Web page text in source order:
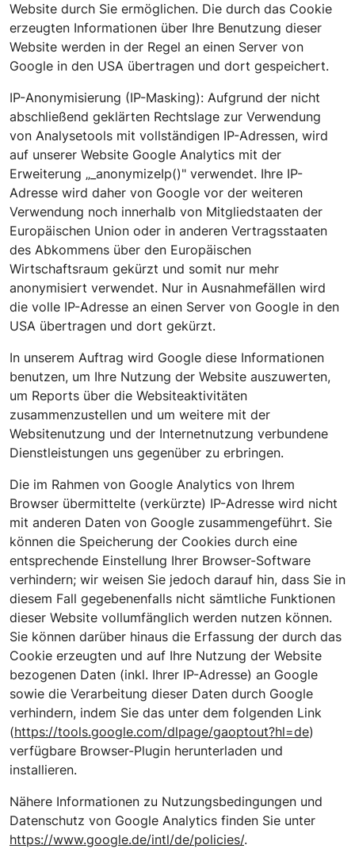
Website durch Sie ermöglichen. Die durch das Cookie
erzeugten Informationen über Ihre Benutzung dieser
Website werden in der Regel an einen Server von
Google in den USA übertragen und dort gespeichert.
IP-Anonymisierung (IP-Masking): Aufgrund der nicht
abschließend geklärten Rechtslage zur Verwendung
von Analysetools mit vollständigen IP-Adressen, wird
auf unserer Website Google Analytics mit der
Erweiterung „_anonymizeIp()" verwendet. Ihre IP-
Adresse wird daher von Google vor der weiteren
Verwendung noch innerhalb von Mitgliedstaaten der
Europäischen Union oder in anderen Vertragsstaaten
des Abkommens über den Europäischen
Wirtschaftsraum gekürzt und somit nur mehr
anonymisiert verwendet. Nur in Ausnahmefällen wird
die volle IP-Adresse an einen Server von Google in den
USA übertragen und dort gekürzt.
In unserem Auftrag wird Google diese Informationen
benutzen, um Ihre Nutzung der Website auszuwerten,
um Reports über die Websiteaktivitäten
zusammenzustellen und um weitere mit der
Websitenutzung und der Internetnutzung verbundene
Dienstleistungen uns gegenüber zu erbringen.
Die im Rahmen von Google Analytics von Ihrem
Browser übermittelte (verkürzte) IP-Adresse wird nicht
mit anderen Daten von Google zusammengeführt. Sie
können die Speicherung der Cookies durch eine
entsprechende Einstellung Ihrer Browser-Software
verhindern; wir weisen Sie jedoch darauf hin, dass Sie in
diesem Fall gegebenenfalls nicht sämtliche Funktionen
dieser Website vollumfänglich werden nutzen können.
Sie können darüber hinaus die Erfassung der durch das
Cookie erzeugten und auf Ihre Nutzung der Website
bezogenen Daten (inkl. Ihrer IP-Adresse) an Google
sowie die Verarbeitung dieser Daten durch Google
verhindern, indem Sie das unter dem folgenden Link
(https://tools.google.com/dlpage/gaoptout?hl=de)
verfügbare Browser-Plugin herunterladen und
installieren.
Nähere Informationen zu Nutzungsbedingungen und
Datenschutz von Google Analytics finden Sie unter
https://www.google.de/intl/de/policies/.